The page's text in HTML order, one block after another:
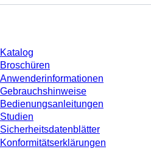
Katalog
Broschüren
Anwenderinformationen
Gebrauchshinweise
Bedienungsanleitungen
Studien
Sicherheitsdatenblätter
Konformitätserklärungen